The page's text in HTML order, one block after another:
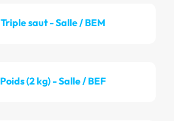
Triple saut - Salle / BEM
Poids (2 kg) - Salle / BEF